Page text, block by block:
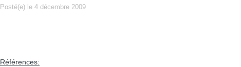
Posté(e) le 4 décembre 2009
Références: